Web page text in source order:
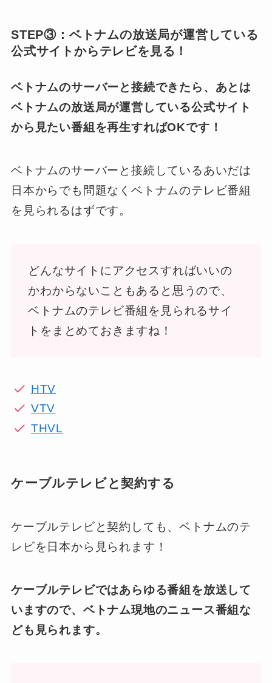
STEP③：ベトナムの放送局が運営している
公式サイトからテレビを見る！
ベトナムのサーバーと接続できたら、あとは
ベトナムの放送局が運営している公式サイト
から見たい番組を再生すればOKです！
ベトナムのサーバーと接続しているあいだは
日本からでも問題なくベトナムのテレビ番組
を見られるはずです。
どんなサイトにアクセスすればいいの
かわからないこともあると思うので、
ベトナムのテレビ番組を見られるサイ
トをまとめておきますね！
HTV
VTV
THVL
ケーブルテレビと契約する
ケーブルテレビと契約しても、ベトナムのテ
レビを日本から見られます！
ケーブルテレビではあらゆる番組を放送して
いますので、ベトナム現地のニュース番組な
ども見られます。